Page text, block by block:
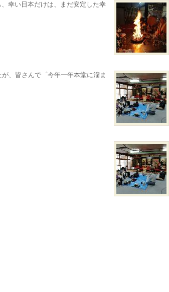
幸い日本だけは、まだ安定した幸
、皆さんで゜今年一年本堂に溜ま